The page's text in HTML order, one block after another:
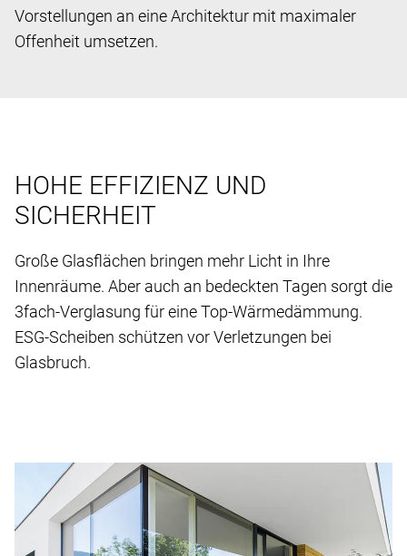
Vorstellungen an eine Architektur mit maximaler
Offenheit umsetzen.
HOHE EFFIZIENZ UND
SICHERHEIT
Große Glasflächen bringen mehr Licht in Ihre
Innenräume. Aber auch an bedeckten Tagen sorgt die
3fach-Verglasung für eine Top-Wärmedämmung.
ESG-Scheiben schützen vor Verletzungen bei
Glasbruch.